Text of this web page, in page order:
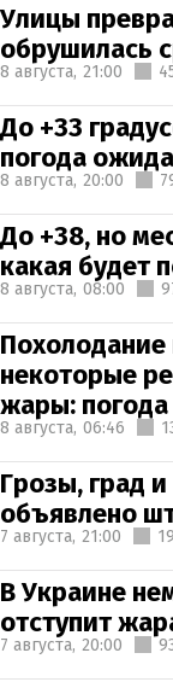
Улицы
обрушилась
8 августа, 21:00
До +33
погода
8 августа, 20:00
До +38, но
какая будет
8 августа, 08:00
Похолодание
некоторые
жары: погода
8 августа, 06:46
Грозы, град
объявлено
7 августа, 21:00
В Украине
отступит
7 августа, 20:00